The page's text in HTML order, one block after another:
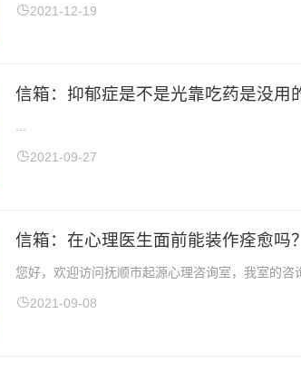
2021-12-19
信箱：抑郁症是不是光靠吃药是没用
2021-09-27
信箱：在心理医生面前能装作痊愈吗？
您好，欢迎访问抚顺市起源心理咨询室，我室的咨
2021-09-08